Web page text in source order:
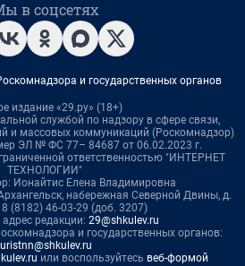
в соцсетях
и государственных органов
издание «29.ру» (18+)
службой по надзору в сфере связи,
и массовых коммуникаций (Роскомнадзор)
ЭЛ № ФС 77– 84687 от 06.02.2023 г.
ответственностью "ИНТЕРНЕТ
ТЕХНОЛОГИИ"
Ионайтис Елена Владимировна
набережная Северной Двины, д.
(8182) 46-03-29 (доб. 3207)
редакции: 29@shkulev.ru
и государственных органов:
или воспользуйтесь веб-формой